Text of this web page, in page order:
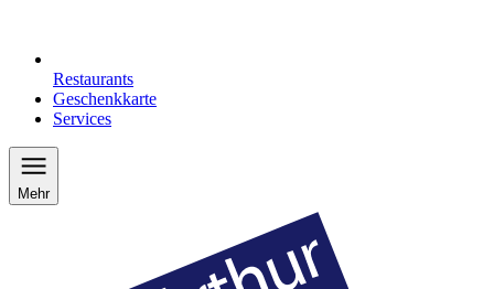
Restaurants
Geschenkkarte
Services
Mehr